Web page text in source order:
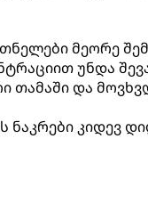
მეორე
უნდა
თამაში და
კიდევ